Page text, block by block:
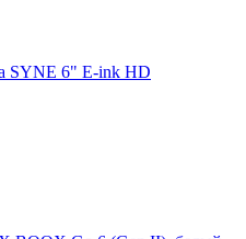
SYNE 6" E-ink HD